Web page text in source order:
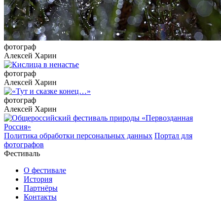
фотограф
Алексей Харин
фотограф
Алексей Харин
фотограф
Алексей Харин
Политика обработки персональных данных Портал для
фотографов
Фестиваль
О фестивале
История
Партнёры
Контакты